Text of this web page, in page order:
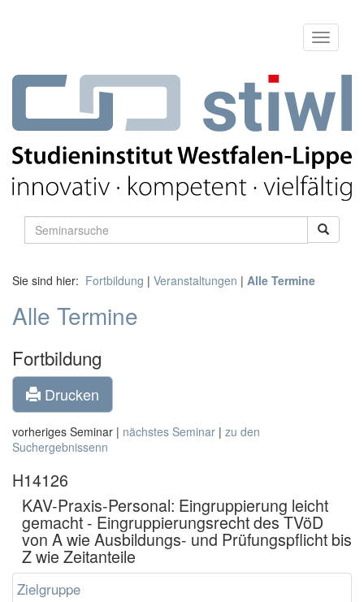
Sie sind hier: Fortbildung | Veranstaltungen | Alle Termine
Alle Termine
Fortbildung
Drucken
vorheriges Seminar | nächstes Seminar | zu den
Suchergebnissenn
H14126
KAV-Praxis-Personal: Eingruppierung leicht
gemacht - Eingruppierungsrecht des TVöD
von A wie Ausbildungs- und Prüfungspflicht bis
Z wie Zeitanteile
Zielgruppe